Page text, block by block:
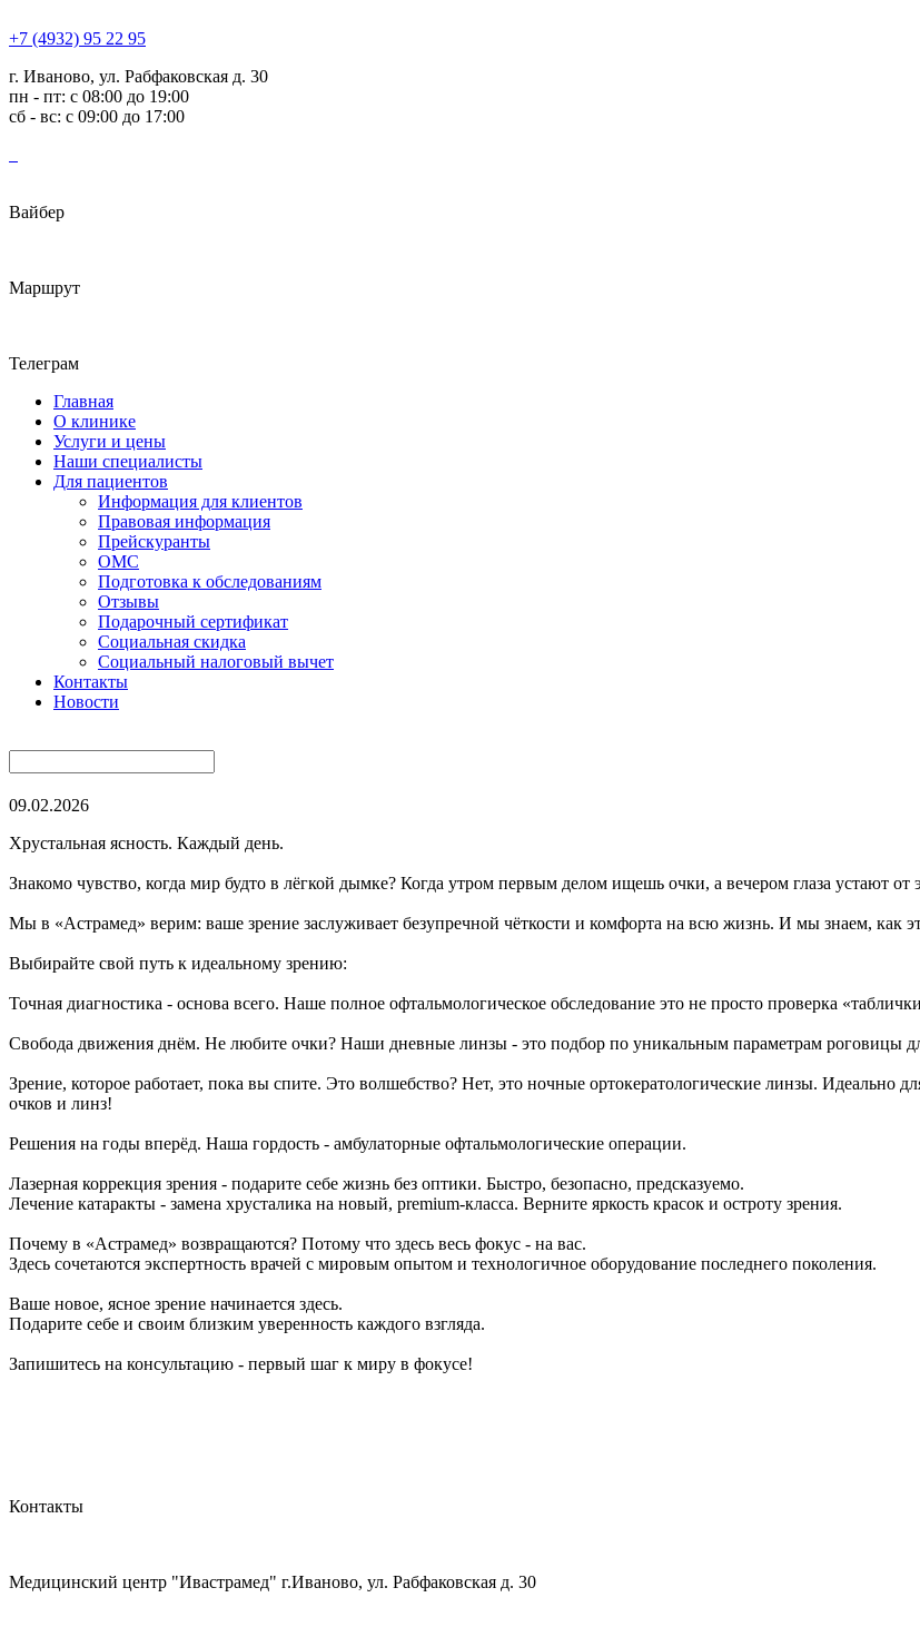
+7 (4932) 95 22 95
г. Иваново, ул. Рабфаковская д. 30
пн - пт: с 08:00 до 19:00
сб - вс: с 09:00 до 17:00
Вайбер
Маршрут
Телеграм
Главная
О клинике
Услуги и цены
Наши специалисты
Для пациентов
Информация для клиентов
Правовая информация
Прейскуранты
ОМС
Подготовка к обследованиям
Отзывы
Подарочный сертификат
Социальная скидка
Социальный налоговый вычет
Контакты
Новости
09.02.2026
Хрустальная ясность. Каждый день.
Знакомо чувство, когда мир будто в лёгкой дымке? Когда утром первым делом ищешь очки, а вечером глаза устают от
Мы в «Астрамед» верим: ваше зрение заслуживает безупречной чёткости и комфорта на всю жизнь. И мы знаем, как
Выбирайте свой путь к идеальному зрению:
Точная диагностика - основа всего. Наше полное офтальмологическое обследование это не просто проверка
Свобода движения днём. Не любите очки? Наши дневные линзы - это подбор по уникальным параметрам роговицы
Зрение, которое работает, пока вы спите. Это волшебство? Нет, это ночные ортокератологические линзы. Идеально
очков и линз!
Решения на годы вперёд. Наша гордость - амбулаторные офтальмологические операции.
Лазерная коррекция зрения - подарите себе жизнь без оптики. Быстро, безопасно, предсказуемо.
Лечение катаракты - замена хрусталика на новый, premium-класса. Верните яркость красок и остроту зрения.
Почему в «Астрамед» возвращаются? Потому что здесь весь фокус - на вас.
Здесь сочетаются экспертность врачей с мировым опытом и технологичное оборудование последнего поколения.
Ваше новое, ясное зрение начинается здесь.
Подарите себе и своим близким уверенность каждого взгляда.
Запишитесь на консультацию - первый шаг к миру в фокусе!
Контакты
Медицинский центр "Ивастрамед" г.Иваново, ул. Рабфаковская д. 30